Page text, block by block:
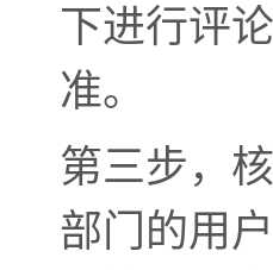
下进行评
准。
第三步，
部门的用